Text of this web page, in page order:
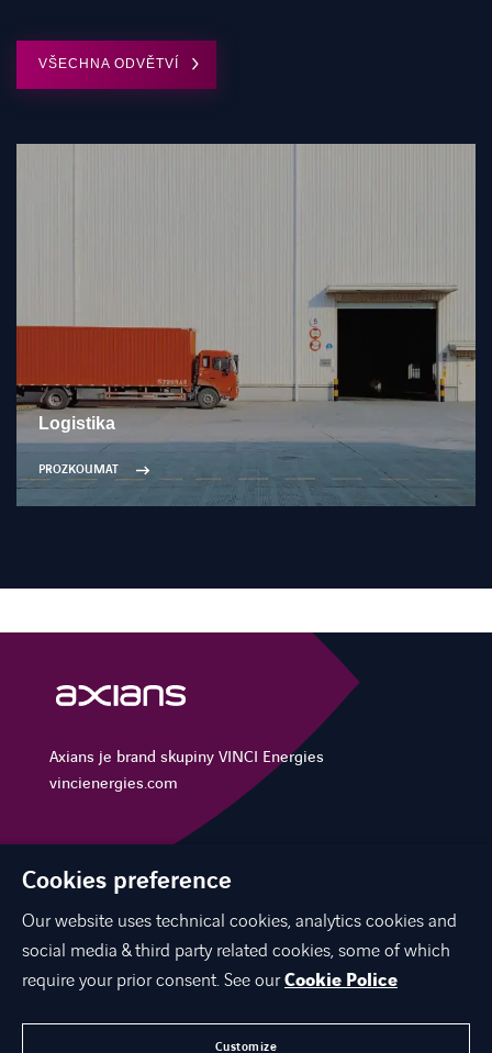
VŠECHNA ODVĚTVÍ
Logistika
PROZKOUMAT
Axians je brand skupiny VINCI Energies
vincienergies.com
NAŠE ŘEŠENÍ
KARIÉRA
KONTAKTUJTE NÁS
Cookies preference
Our website uses technical cookies, analytics cookies and
social media & third party related cookies, some of which
require your prior consent. See ourCookie Police
Customize